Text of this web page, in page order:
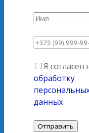
Я согласен
обработку
данных